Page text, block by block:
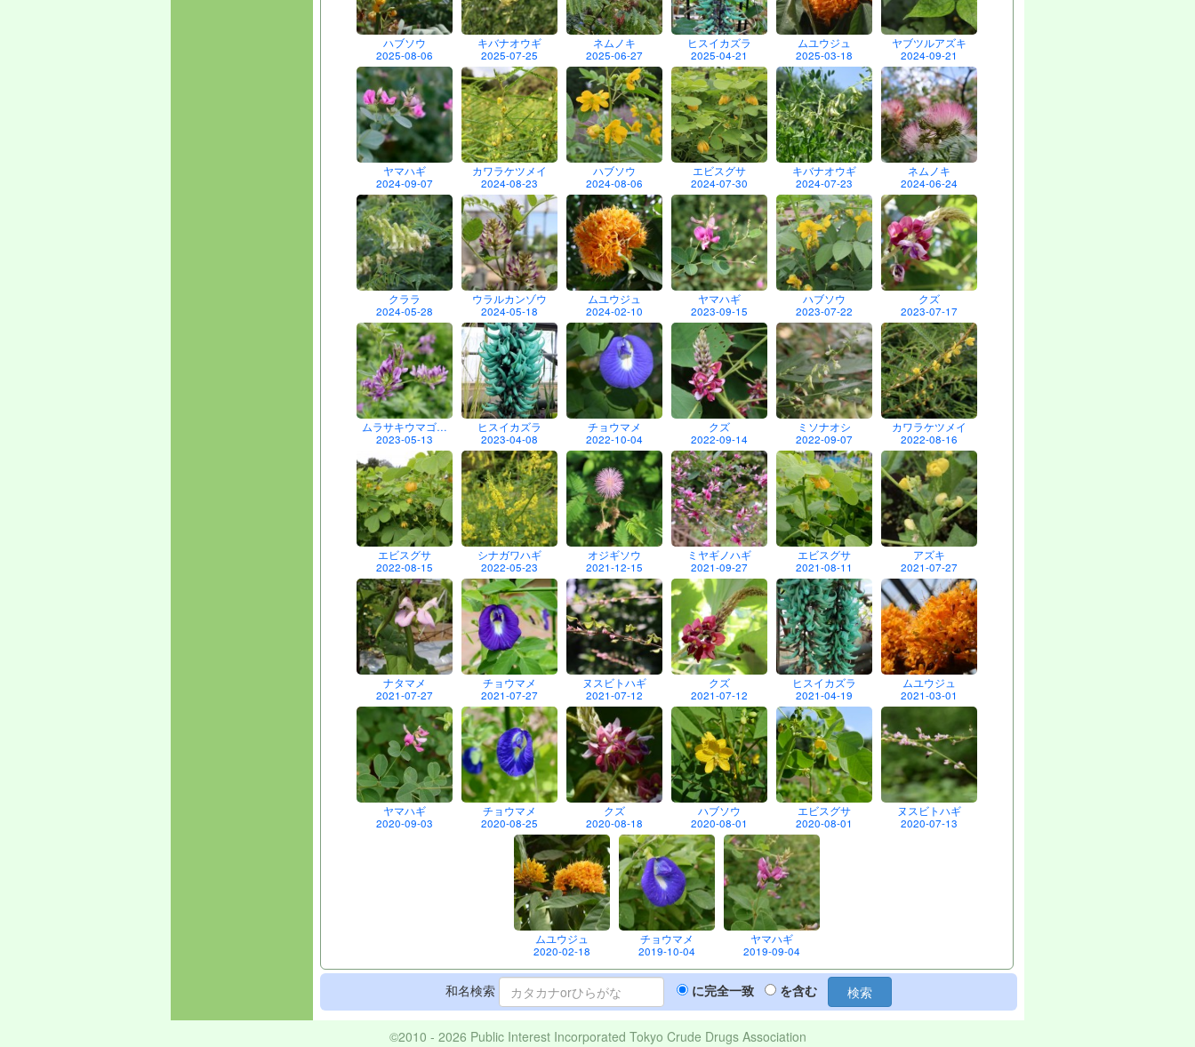
ハブソウ
2025-08-06
キバナオウギ
2025-07-25
ネムノキ
2025-06-27
ヒスイカズラ
2025-04-21
ムユウジュ
2025-03-18
ヤブツルアズキ
2024-09-21
ヤマハギ
2024-09-07
カワラケツメイ
2024-08-23
ハブソウ
2024-08-06
エビスグサ
2024-07-30
キバナオウギ
2024-07-23
ネムノキ
2024-06-24
クララ
2024-05-28
ウラルカンゾウ
2024-05-18
ムユウジュ
2024-02-10
ヤマハギ
2023-09-15
ハブソウ
2023-07-22
クズ
2023-07-17
ムラサキウマゴ…
2023-05-13
ヒスイカズラ
2023-04-08
チョウマメ
2022-10-04
クズ
2022-09-14
ミソナオシ
2022-09-07
カワラケツメイ
2022-08-16
エビスグサ
2022-08-15
シナガワハギ
2022-05-23
オジギソウ
2021-12-15
ミヤギノハギ
2021-09-27
エビスグサ
2021-08-11
アズキ
2021-07-27
ナタマメ
2021-07-27
チョウマメ
2021-07-27
ヌスビトハギ
2021-07-12
クズ
2021-07-12
ヒスイカズラ
2021-04-19
ムユウジュ
2021-03-01
ヤマハギ
2020-09-03
チョウマメ
2020-08-25
クズ
2020-08-18
ハブソウ
2020-08-01
エビスグサ
2020-08-01
ヌスビトハギ
2020-07-13
ムユウジュ
2020-02-18
チョウマメ
2019-10-04
ヤマハギ
2019-09-04
和名検索 に完全一致 を含む 検索
©2010 - 2026 Public Interest Incorporated Tokyo Crude Drugs Association